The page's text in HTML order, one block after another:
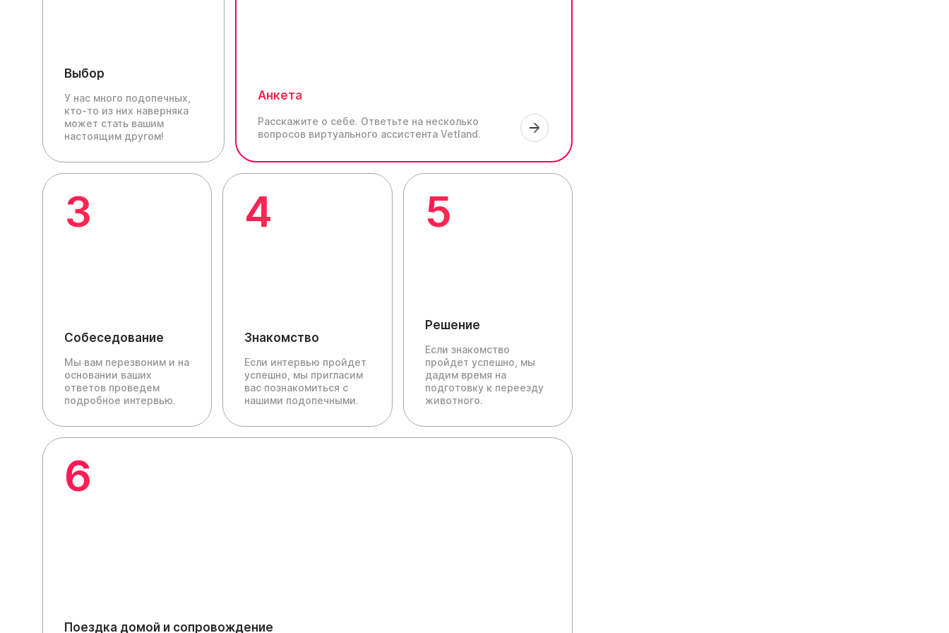
Выбор
У нас много подопечных,
кто-то из них наверняка
может стать вашим
настоящим другом!
Анкета
Расскажите о себе. Ответьте на несколько
вопросов виртуального ассистента Vetland.
3
Собеседование
Мы вам перезвоним и на
основании ваших
ответов проведем
подробное интервью.
4
Знакомство
Если интервью пройдет
успешно, мы пригласим
вас познакомиться с
нашими подопечными.
5
Решение
Если знакомство
пройдет успешно, мы
дадим время на
подготовку к переезду
животного.
6
Поездка домой и сопровождение